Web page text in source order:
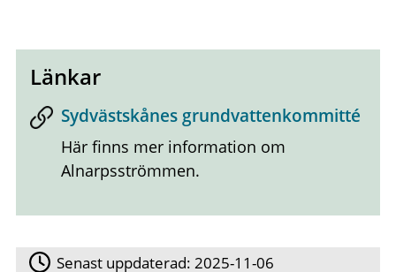
Länkar
Sydvästskånes grundvattenkommitté
Här finns mer information om
Alnarpsströmmen.
Senast uppdaterad:2025-11-06